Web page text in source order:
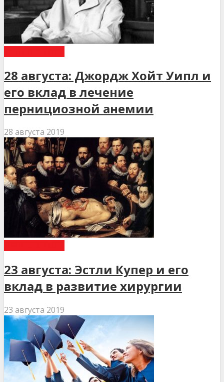
28 августа: Джордж Хойт Уипл и
его вклад в лечение
пернициозной анемии
28 августа 2019
23 августа: Эстли Купер и его
вклад в развитие хирургии
23 августа 2019